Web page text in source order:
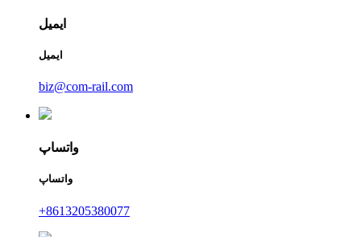
ایمیل
ایمیل
biz@com-rail.com
واتساپ
واتساپ
‎+8613205380077‎